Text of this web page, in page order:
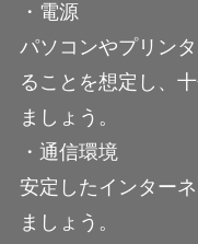
・電源
パソコンやプリン
ることを想定し、
ましょう。
・通信環境
安定したインター
ましょう。